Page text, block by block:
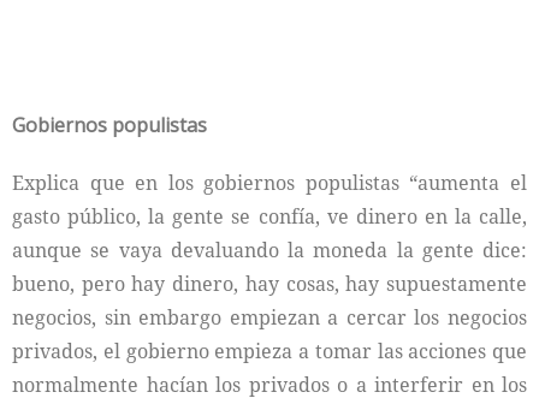
Gobiernos populistas
Explica que en los gobiernos populistas “aumenta el
gasto público, la gente se confía, ve dinero en la calle,
aunque se vaya devaluando la moneda la gente dice:
bueno, pero hay dinero, hay cosas, hay supuestamente
negocios, sin embargo empiezan a cercar los negocios
privados, el gobierno empieza a tomar las acciones que
normalmente hacían los privados o a interferir en los